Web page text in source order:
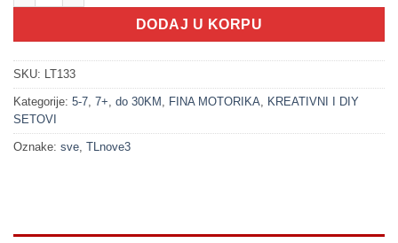
DODAJ U KORPU
SKU: LT133
Kategorije: 5-7 7+ do 30KM FINA MOTORIKA
KREATIVNI I DIY
SETOVI
Oznake: sve TLnove3